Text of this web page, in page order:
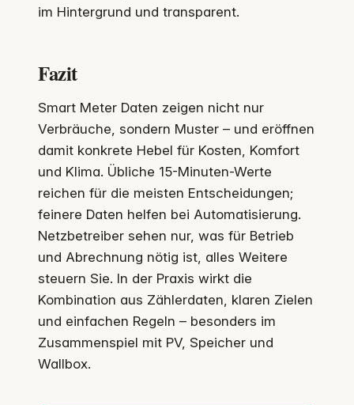
im Hintergrund und transparent.
Fazit
Smart Meter Daten zeigen nicht nur
Verbräuche, sondern Muster – und eröffnen
damit konkrete Hebel für Kosten, Komfort
und Klima. Übliche 15-Minuten-Werte
reichen für die meisten Entscheidungen;
feinere Daten helfen bei Automatisierung.
Netzbetreiber sehen nur, was für Betrieb
und Abrechnung nötig ist, alles Weitere
steuern Sie. In der Praxis wirkt die
Kombination aus Zählerdaten, klaren Zielen
und einfachen Regeln – besonders im
Zusammenspiel mit PV, Speicher und
Wallbox.